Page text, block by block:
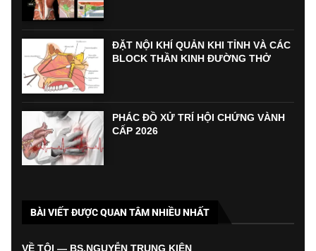
ĐẶT NỘI KHÍ QUẢN KHI TỈNH VÀ CÁC
BLOCK THẦN KINH ĐƯỜNG THỞ
PHÁC ĐỒ XỬ TRÍ HỘI CHỨNG VÀNH
CẤP 2026
BÀI VIẾT ĐƯỢC QUAN TÂM NHIỀU NHẤT
VỀ TÔI — BS.NGUYỄN TRUNG KIÊN